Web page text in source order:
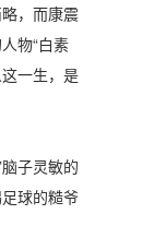
，而康震
物“白素
一生，是
子灵敏的
球的糙爷